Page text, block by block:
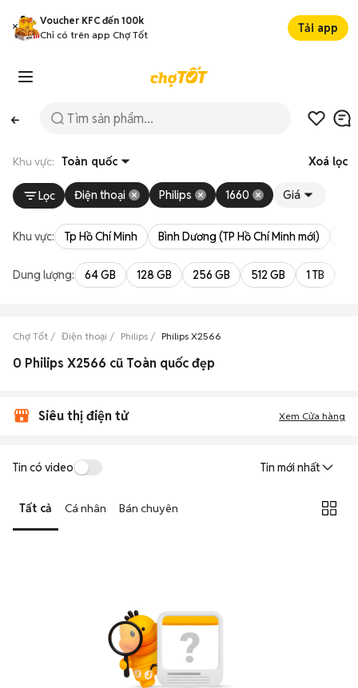
Voucher KFC đến 100k
Chỉ có trên app Chợ Tốt
Tải app
Khu vực: Toàn quốc Xoá lọc
Lọc Điện thoại Philips 1660 Giá
Khu vực: Tp Hồ Chí Minh Bình Dương (TP Hồ Chí Minh mới)
Dung lượng: 64 GB 128 GB 256 GB 512 GB 1 TB
Chợ Tốt Điện thoại Philips Philips X2566
0 Philips X2566 cũ Toàn quốc đẹp
Siêu thị điện tử Xem Cửa hàng
Tin có video Tin mới nhất
Tất cả Cá nhân Bán chuyên